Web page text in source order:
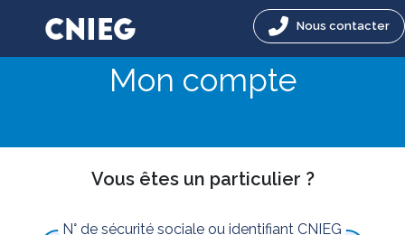
Nous contacter
Mon compte
Vous êtes un particulier ?
N° de sécurité sociale ou identifiant CNIEG